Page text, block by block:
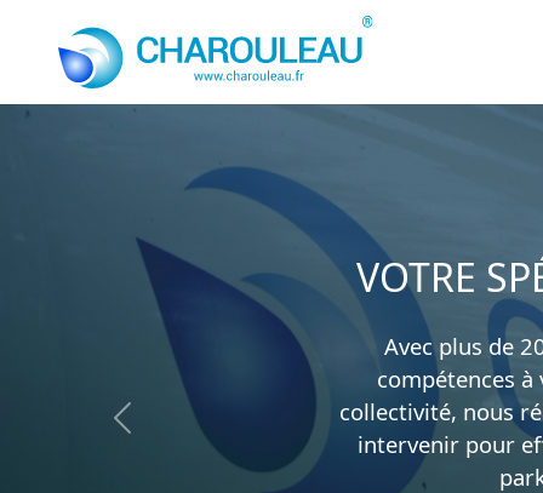
VOTRE
Avec plus de
compétences
collectivité, nous
intervenir pour
Précédent